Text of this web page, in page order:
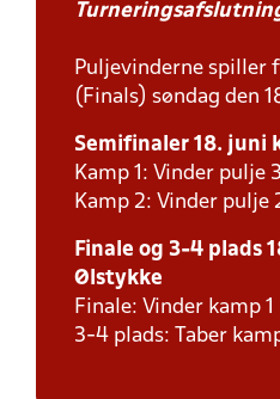
Puljevinderne spiller
(Finals) søndag den
Semifinaler 18. juni
Kamp 1: Vinder pulje
Kamp 2: Vinder pulje
Finale og 3-4 plads
Ølstykke
Finale: Vinder kamp
3-4 plads: Taber